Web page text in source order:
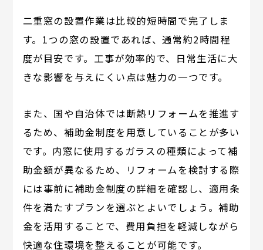
二重窓の設置作業は比較的短時間で完了しま
す。1つの窓の設置であれば、通常約2時間程
度が目安です。工事が効率的で、日常生活に大
きな影響を与えにくい点は魅力の一つです。
また、国や自治体では断熱リフォームを推進す
るため、補助金制度を用意していることが多い
です。内窓に使用するガラスの種類によって補
助金額が異なるため、リフォームを検討する際
には事前に補助金制度の詳細を確認し、適用条
件を満たすプランを選ぶとよいでしょう。補助
金を活用することで、費用負担を軽減しながら
快適な住環境を整えることが可能です。